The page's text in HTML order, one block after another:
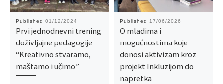
Published 01/12/2024
Prvi jednodnevni trening
doživljajne pedagogije
“Kreativno stvaramo,
maštamo i učimo”
Published 17/06/2026
O mladima i
mogućnostima koje
donosi aktivizam kroz
projekt Inkluzijom do
napretka